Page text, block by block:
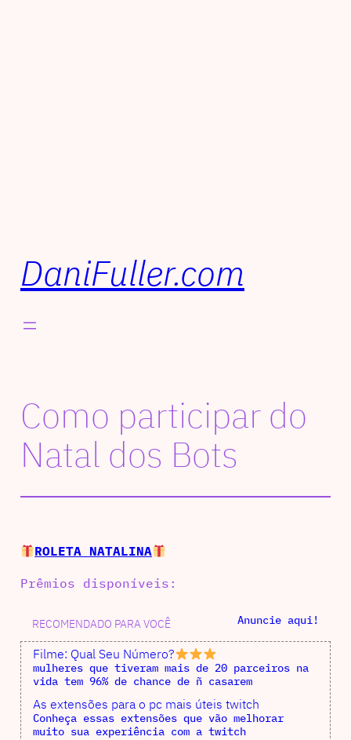
DaniFuller.com
Como participar do
Natal dos Bots
ROLETA NATALINA
Prêmios disponíveis:
RECOMENDADO PARA VOCÊ Anuncie aqui!
Filme: Qual Seu Número?
mulheres que tiveram mais de 20 parceiros na
vida tem 96% de chance de ñ casarem
As extensões para o pc mais úteis twitch
Conheça essas extensões que vão melhorar
muito sua experiência com a twitch